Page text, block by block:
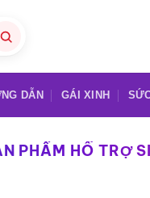
DẪN GÁI XINH
PHẨM HỖ TRỢ